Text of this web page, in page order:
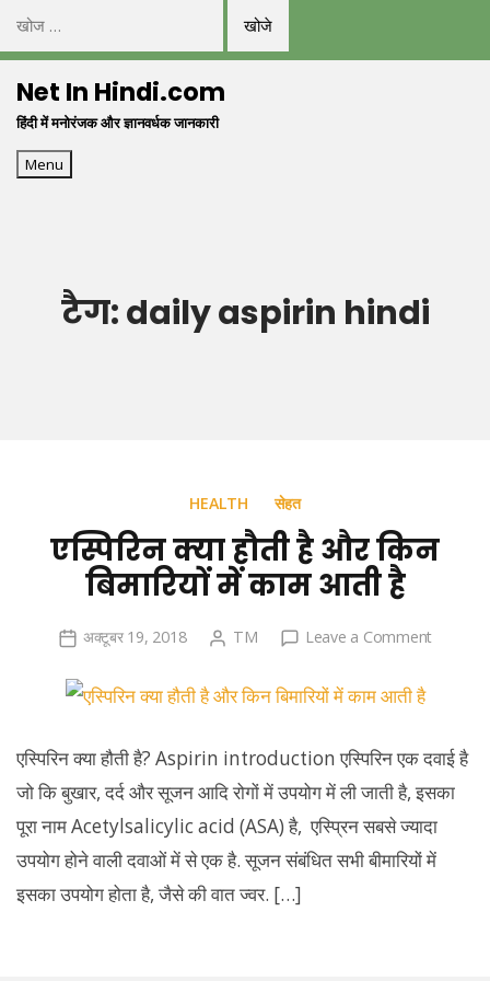
निम्न
को
खोजें:Net In Hindi.com
हिंदी में मनोरंजक और ज्ञानवर्धक जानकारी
Menu
टैग:daily aspirin hindi
HEALTH सेहत
एस्पिरिन क्या हौती है और किन
बिमारियों में काम आती है
अक्टूबर 19, 2018 TM Leave a Commenton
और
किन
बिमारियों
में
एस्पिरिन क्या हौती है? Aspirin introduction एस्पिरिन एक दवाई है
जो कि बुखार, दर्द और सूजन आदि रोगों में उपयोग में ली जाती है, इसका
पूरा नाम Acetylsalicylic acid (ASA) है, एस्प्रिन सबसे ज्यादा
उपयोग होने वाली दवाओं में से एक है. सूजन संबंधित सभी बीमारियों में
इसका उपयोग होता है, जैसे की वात ज्वर. […]